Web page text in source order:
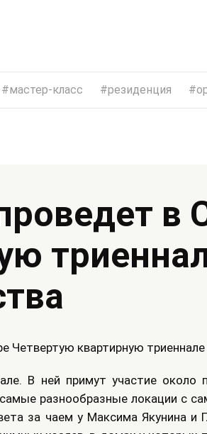
мастер-класс резиденция
в
Четвертую квартирную
В ней примут участие около
разнообразные локации с
за чаем у Максима Якунина и